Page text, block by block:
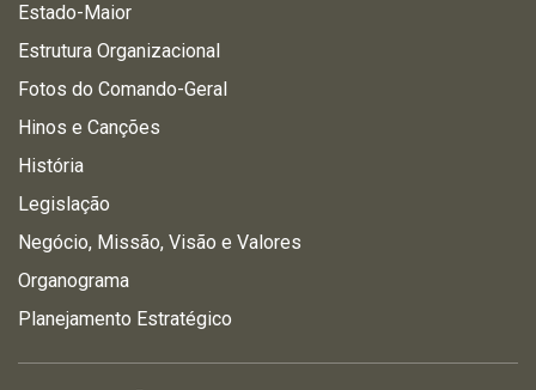
Estado-Maior
Estrutura Organizacional
Fotos do Comando-Geral
Hinos e Canções
História
Legislação
Negócio, Missão, Visão e Valores
Organograma
Planejamento Estratégico